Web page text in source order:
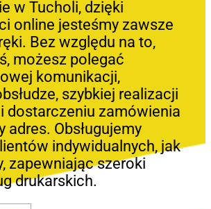
w Tucholi, dzięki
online jesteśmy zawsze
Bez względu na to,
możesz polegać
komunikacji,
szybkiej realizacji
dostarczeniu zamówienia
adres. Obsługujemy
indywidualnych, jak
zapewniając szeroki
drukarskich.